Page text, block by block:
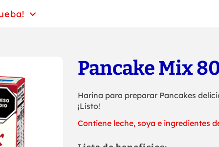
Pancake Mix
Harina para preparar Pancakes
¡Listo!
Contiene leche, soya e ingredientes